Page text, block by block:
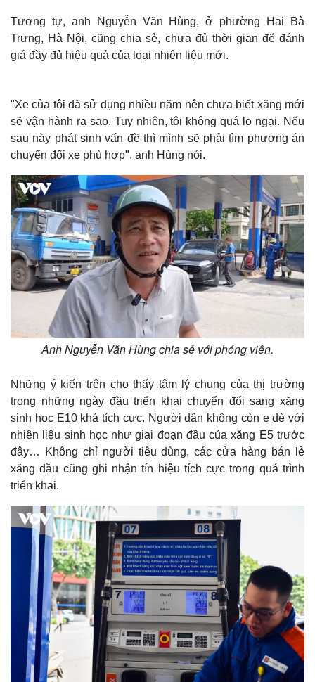
Thế giới
Hồ sơ
Multimedia
E-Magazine
Infographic
Tương tự, anh Nguyễn Văn Hùng, ở phường Hai Bà
Trưng, Hà Nội, cũng chia sẻ, chưa đủ thời gian để đánh
giá đầy đủ hiệu quả của loại nhiên liệu mới.
"Xe của tôi đã sử dụng nhiều năm nên chưa biết xăng mới
sẽ vận hành ra sao. Tuy nhiên, tôi không quá lo ngại. Nếu
sau này phát sinh vấn đề thì mình sẽ phải tìm phương án
chuyển đổi xe phù hợp", anh Hùng nói.
Anh Nguyễn Văn Hùng chia sẻ với phóng viên.
Những ý kiến trên cho thấy tâm lý chung của thị trường
trong những ngày đầu triển khai chuyển đổi sang xăng
sinh học E10 khá tích cực. Người dân không còn e dè với
nhiên liệu sinh học như giai đoạn đầu của xăng E5 trước
đây… Không chỉ người tiêu dùng, các cửa hàng bán lẻ
xăng dầu cũng ghi nhận tín hiệu tích cực trong quá trình
triển khai.